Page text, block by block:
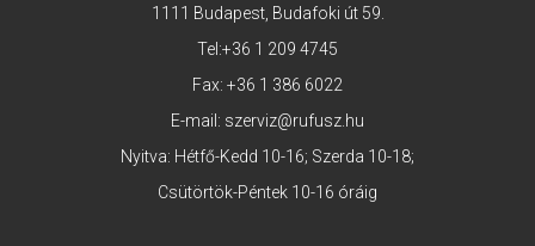
1111 Budapest, Budafoki út 59.
Tel:+36 1 209 4745
Fax: +36 1 386 6022
E-mail: szerviz@rufusz.hu
Nyitva: Hétfő-Kedd 10-16; Szerda 10-18;
Csütörtök-Péntek 10-16 óráig